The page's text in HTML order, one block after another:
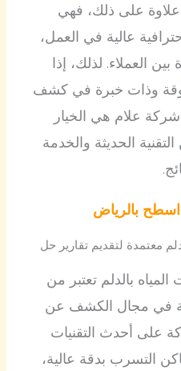
علاوة على ذلك، فهي
عالية في العمل،
العملاء. لذلك، إذا
وذات خبرة في كشف
شركة علام هي الخيار
الحديثة والخدمة
بالرياض
معتمدة لتقديم تقارير حل
بالدلم تعتبر من
في مجال الكشف عن
على أحدث التقنيات
التسرب بدقة عالية،